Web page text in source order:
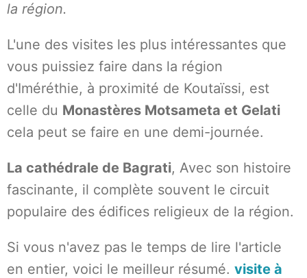
la région.
L'une des visites les plus intéressantes que
vous puissiez faire dans la région
d'Iméréthie, à proximité de Koutaïssi, est
celle du Monastères Motsameta et Gelati
cela peut se faire en une demi-journée.
La cathédrale de Bagrati, Avec son histoire
fascinante, il complète souvent le circuit
populaire des édifices religieux de la région.
Si vous n'avez pas le temps de lire l'article
en entier, voici le meilleur résumé. visite à